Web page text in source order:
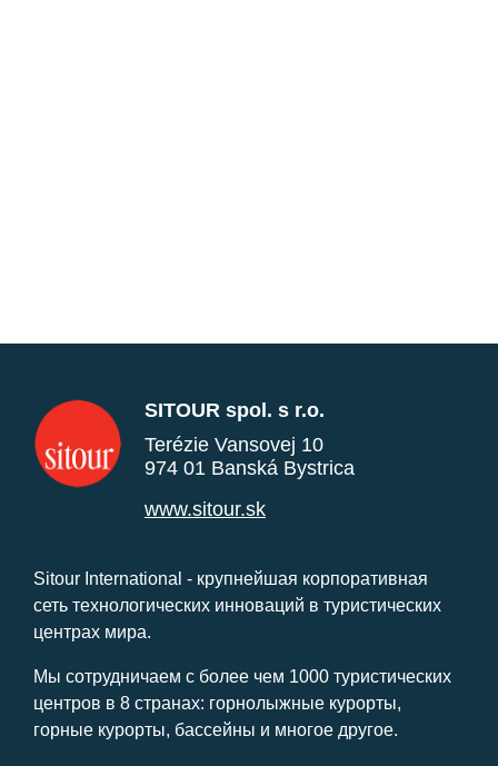
SITOUR spol. s r.o.
Terézie Vansovej 10
974 01 Banská Bystrica
www.sitour.sk
Sitour International - крупнейшая корпоративная
сеть технологических инноваций в туристических
центрах мира.
Мы сотрудничаем с более чем 1000 туристических
центров в 8 странах: горнолыжные курорты,
горные курорты, бассейны и многое другое.